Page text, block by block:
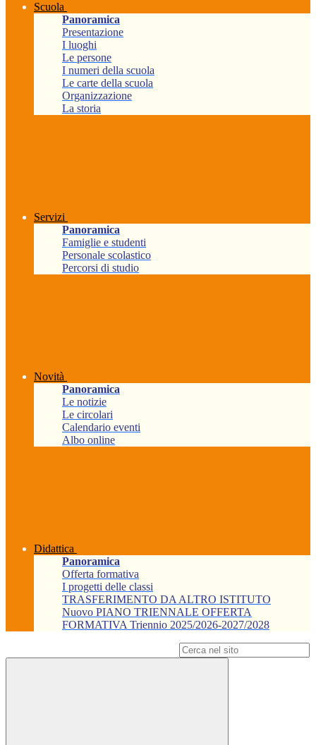
Scuola
Panoramica
Presentazione
I luoghi
Le persone
I numeri della scuola
Le carte della scuola
Organizzazione
La storia
Servizi
Panoramica
Famiglie e studenti
Personale scolastico
Percorsi di studio
Novità
Panoramica
Le notizie
Le circolari
Calendario eventi
Albo online
Didattica
Panoramica
Offerta formativa
I progetti delle classi
TRASFERIMENTO DA ALTRO ISTITUTO
Nuovo PIANO TRIENNALE OFFERTA
FORMATIVA Triennio 2025/2026-2027/2028